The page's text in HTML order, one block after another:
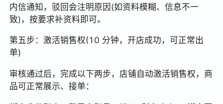
内信通知，驳回会注明原因(如资料模糊、信息不一
致)，按要求补资料即可。
第五步：激活销售权(10 分钟，开店成功，可正常出
单)
审核通过后，完成以下两步，店铺自动激活销售权，商
品可正常展示、接单：